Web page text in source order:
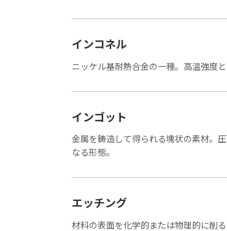
インコネル
ニッケル基耐熱合金の一種。高温強度
インゴット
金属を鋳造して得られる塊状の素材。
なる形態。
エッチング
材料の表面を化学的または物理的に削